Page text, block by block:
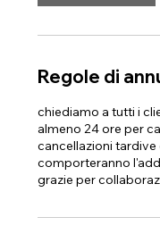
i
Regole di
chiediamo a tutti i
almeno 24 ore per
cancellazioni
comporteranno
grazie per